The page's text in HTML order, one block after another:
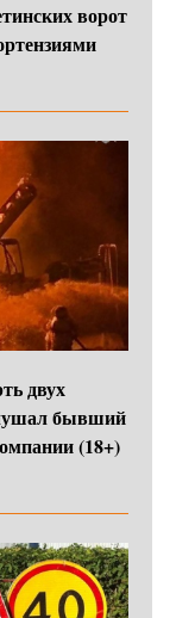
ворот
двух
бывший
(18+)